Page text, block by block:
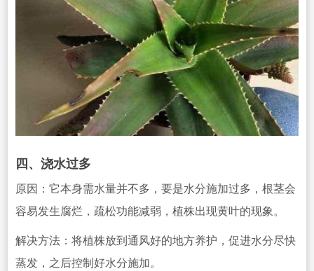
四、浇水过多
原因：它本身需水量并不多，要是水分施加过多，根茎会
容易发生腐烂，疏松功能减弱，植株出现黄叶的现象。
解决方法：将植株放到通风好的地方养护，促进水分尽快
蒸发，之后控制好水分施加。